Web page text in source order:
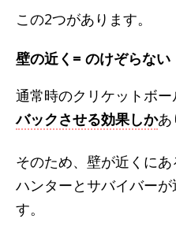
この2つがあります。
壁の近く= のけぞらない
通常時のクリケットボ
バックさせる効果しかあ
そのため、壁が近くに
ハンターとサバイバー
す。